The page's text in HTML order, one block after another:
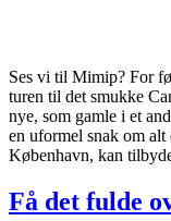
Ses vi til Mimip? For
turen til det smukke
nye, som gamle i et
en uformel snak om
København, kan
Få det fulde